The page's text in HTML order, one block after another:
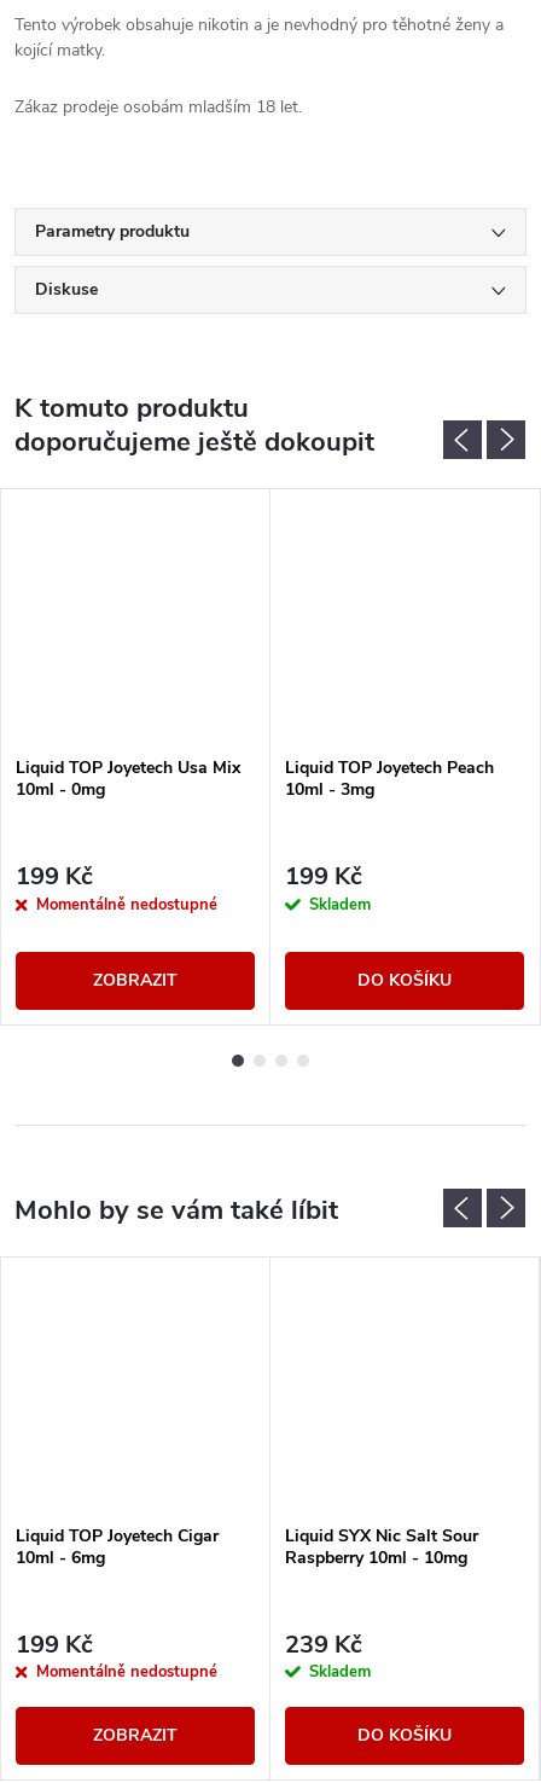
Tento výrobek obsahuje nikotin a je nevhodný pro těhotné ženy a
kojící matky.
Zákaz prodeje osobám mladším 18 let.
Parametry produktu
Diskuse
K tomuto produktu
doporučujeme ještě dokoupit
Liquid TOP Joyetech Usa Mix
10ml - 0mg
199 Kč
Momentálně nedostupné
ZOBRAZIT
Liquid TOP Joyetech Peach
10ml - 3mg
199 Kč
Skladem
DO KOŠÍKU
Liquid TOP Joyetech Cigar
10ml - 6mg
199 Kč
Momentálně nedostupné
ZOBRAZIT
Liquid SYX Nic Salt Sour
Raspberry 10ml - 10mg
239 Kč
Skladem
DO KOŠÍKU